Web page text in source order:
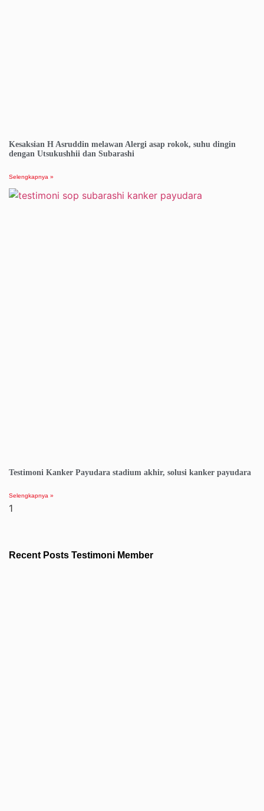
Kesaksian H Asruddin melawan Alergi asap rokok, suhu dingin
dengan Utsukushhii dan Subarashi
Selengkapnya »
Testimoni Kanker Payudara stadium akhir, solusi kanker payudara
Selengkapnya »
Recent Posts Testimoni Member